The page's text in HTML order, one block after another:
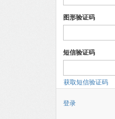
图形验证码
短信验证码
获取短信验证码
登录